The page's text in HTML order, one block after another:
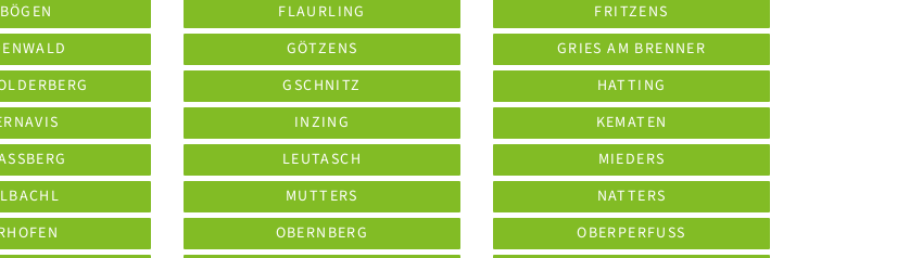
FLAURLING
FRITZENS
GÖTZENS
GRIES AM BRENNER
GSCHNITZ
HATTING
INZING
KEMATEN
LEUTASCH
MIEDERS
MUTTERS
NATTERS
OBERNBERG
OBERPERFUSS